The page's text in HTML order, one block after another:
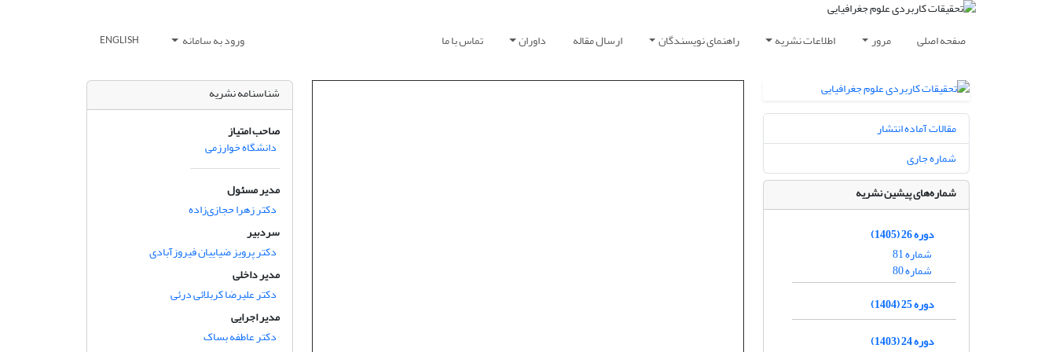
صفحه اصلی مرور اطلاعات نشریه راهنمای نویسندگان ارسال مقاله داوران تماس با ما ورود به سامانه ENGLISH
مقالات آماده انتشار
شماره جاری
شماره‌های پیشین نشریه
دوره 26 (1405)
شماره 81
شماره 80
دوره 25 (1404)
دوره 24 (1403)
شناسنامه نشریه
صاحب امتیاز
دانشگاه خوارزمی
مدیر مسئول
دکتر زهرا حجازی‌زاده
سردبیر
دکتر پرویز ضیاییان فیروزآبادی
مدیر داخلی
دکتر علیرضا کربلائی درئی
مدیر اجرایی
دکتر عاطفه بساک